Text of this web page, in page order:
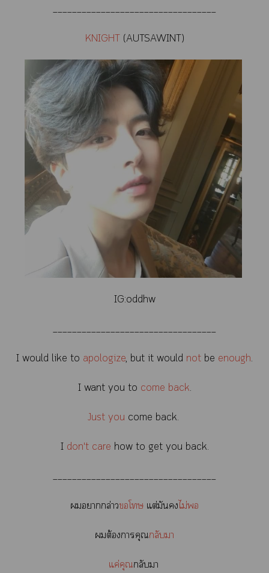
__________________________________
KNIGHT(AUTSAWINT)
IG:oddhw
__________________________________
I would like to apologize, but it would not be enough.
I want you to come back.
Just you come back.
I don't care how to get you back.
__________________________________
ากล่าวโ แต่มันไม่
ต้องาคุณกลับา
แค่คุณกลับา